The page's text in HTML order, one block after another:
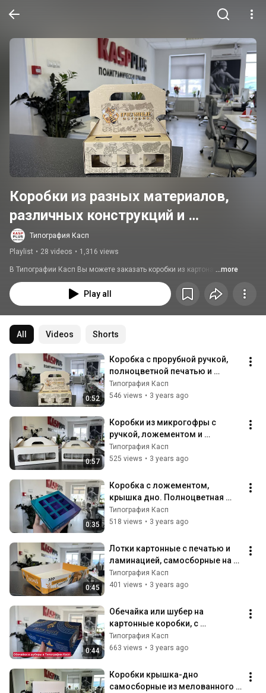
Коробки из разных материалов,
различных конструкций и
форматов в Типографии Касп
Типография Касп
Playlist • 28 videos • 1,316 views
В Типографии Касп Вы можете заказать коробки из картона ...more
Play all
All Videos Shorts
0:52
Коробка с прорубной ручкой,
полноцветной печатью и
матовой ламинацией,
микрогофра в Типографии Касп
Типография Касп
546 views • 3 years ago
0:57
Коробки из микрогофры с
ручкой, ложементом и
окошком в Типографии Касп.
Типография Касп
525 views • 3 years ago
0:35
Коробка с ложементом,
крышка дно. Полноцветная
печать, глянцевая ламинация.
Типография Касп.
Типография Касп
518 views • 3 years ago
0:45
Лотки картонные с печатью и
ламинацией, самосборные на
замках в Типографии Касп
Типография Касп
401 views • 3 years ago
0:44
Обечайка или шубер на
картонные коробки, с
полноцветной печатью и
ламинацией в Типографии Касп
Типография Касп
663 views • 3 years ago
Коробки крышка-дно
самосборные из мелованного